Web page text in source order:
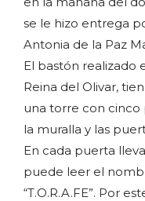
se le hizo entrega
Antonia de la Paz
El bastón realizado
Reina del Olivar,
una torre con cinco
la muralla y las
En cada puerta
puede leer el
“T.O.R.A.FE”. Por